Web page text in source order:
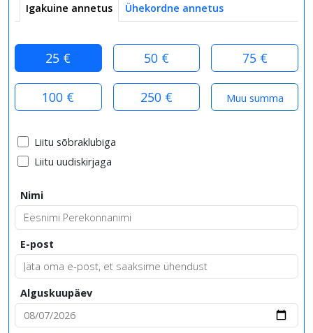
Igakuine annetus Ühekordne annetus
25 € 50 € 75 €
100 € 250 €
Liitu sõbraklubiga
Liitu uudiskirjaga
Nimi
E-post
Alguskuupäev